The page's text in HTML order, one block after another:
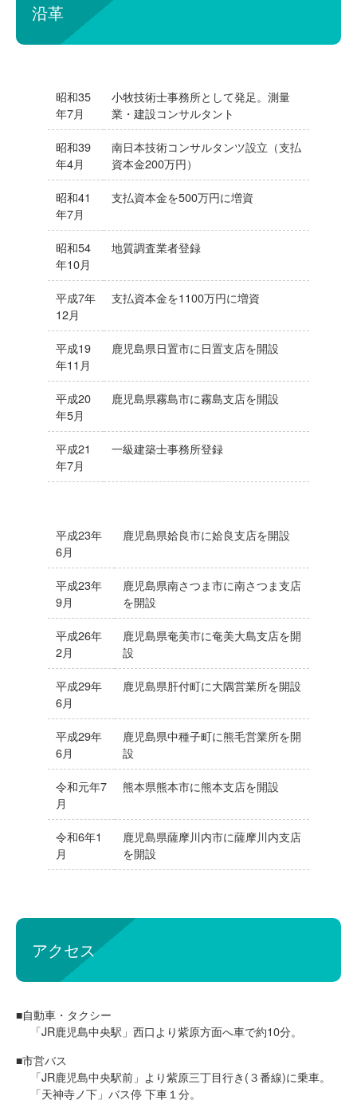
沿革
昭和35
年7月
小牧技術士事務所として発足。測量
業・建設コンサルタント
昭和39
年4月
南日本技術コンサルタンツ設立（支払
資本金200万円）
昭和41
年7月
支払資本金を500万円に増資
昭和54
年10月
地質調査業者登録
平成7年
12月
支払資本金を1100万円に増資
平成19
年11月
鹿児島県日置市に日置支店を開設
平成20
年5月
鹿児島県霧島市に霧島支店を開設
平成21
年7月
一級建築士事務所登録
平成23年
6月
鹿児島県姶良市に姶良支店を開設
平成23年
9月
鹿児島県南さつま市に南さつま支店
を開設
平成26年
2月
鹿児島県奄美市に奄美大島支店を開
設
平成29年
6月
鹿児島県肝付町に大隅営業所を開設
平成29年
6月
鹿児島県中種子町に熊毛営業所を開
設
令和元年7
月
熊本県熊本市に熊本支店を開設
令和6年1
月
鹿児島県薩摩川内市に薩摩川内支店
を開設
アクセス
■自動車・タクシー
「JR鹿児島中央駅」西口より紫原方面へ車で約10分。
■市営バス
「JR鹿児島中央駅前」より紫原三丁目行き(３番線)に乗車。
「天神寺ノ下」バス停 下車１分。